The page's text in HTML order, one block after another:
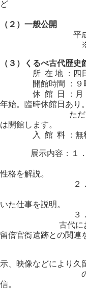
ど
（２）一般公開
平成３０年３
※展示解説
（３）くるべ古代歴史
所 在 地 ：四日市
開館時間 ：９時
休 館 日 ：月・火
年始。臨時休館日あり。
ただし、３月
は開館します。
入 館 料 ：無
展示内容：１．発
発掘調査で
性格を解説。
２．朝明郡
古代の朝明
いた仕事を説明。
３．壬申の乱
古代に
留倍官衙遺跡との関連
遺跡の出土
示、映像などによ
の魅力